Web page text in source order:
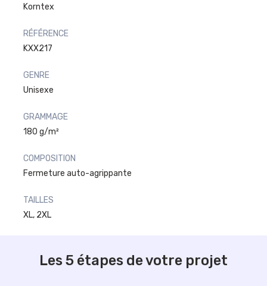
Korntex
RÉFÉRENCE
KXX217
GENRE
Unisexe
GRAMMAGE
180 g/m²
COMPOSITION
Fermeture auto-agrippante
TAILLES
XL, 2XL
Les 5 étapes de votre projet